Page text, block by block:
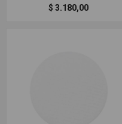
$ 3.180,00